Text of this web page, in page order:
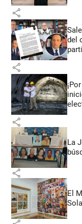
share
del
share
share
La
share
El